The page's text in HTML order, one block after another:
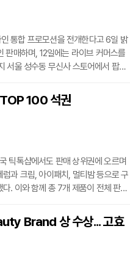
통합 프로모션을 전개한다고 6일 밝
판매하며, 12일에는 라이브 커머스를
서울 성수동 무신사 스토어에서 팝업
고 라인업도 확대했다. 무신사 관계
안한다"며 "차별화된 경험을 제공할
TOP 100 석권
틱톡샵에서도 판매 상위권에 오르며
과 크림, 아이패치, 멀티밤 등으로 구
. 이와 함께 총 7개 제품이 전체 판매
제품은 평균보다 높은 가격대임에도
닥터멜락신은 2025년 11월 영국 틱
Brand 상 수상... 고효